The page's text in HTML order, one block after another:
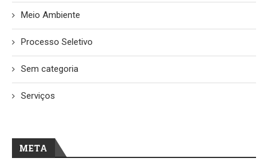
Meio Ambiente
Processo Seletivo
Sem categoria
Serviços
META